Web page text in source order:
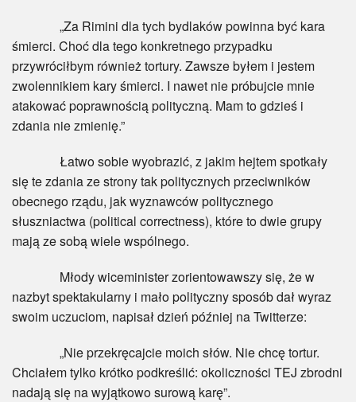
„Za Rimini dla tych bydlaków powinna być kara
śmierci. Choć dla tego konkretnego przypadku
przywróciłbym również tortury. Zawsze byłem i jestem
zwolennikiem kary śmierci. I nawet nie próbujcie mnie
atakować poprawnością polityczną. Mam to gdzieś i
zdania nie zmienię.”
Łatwo sobie wyobrazić, z jakim hejtem spotkały
się te zdania ze strony tak politycznych przeciwników
obecnego rządu, jak wyznawców politycznego
słuszniactwa (political correctness), które to dwie grupy
mają ze sobą wiele wspólnego.
Młody wiceminister zorientowawszy się, że w
nazbyt spektakularny i mało polityczny sposób dał wyraz
swoim uczuciom, napisał dzień później na Twitterze:
„Nie przekręcajcie moich słów. Nie chcę tortur.
Chciałem tylko krótko podkreślić: okoliczności TEJ zbrodni
nadają się na wyjątkowo surową karę”.